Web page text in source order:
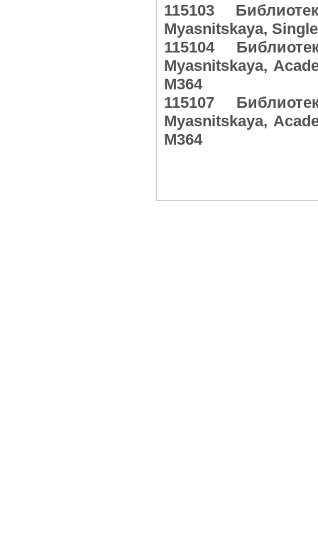
115103
Myasnitskaya,
115104
Myasnitskaya,
М364
115107
Myasnitskaya,
М364